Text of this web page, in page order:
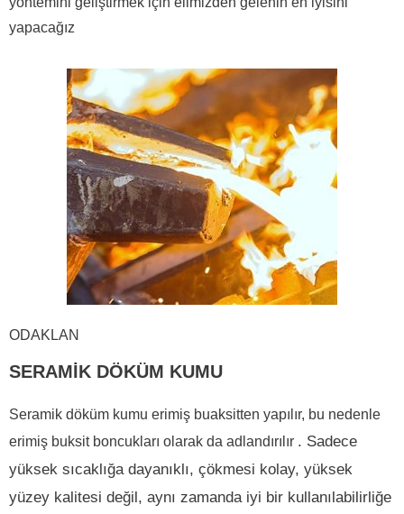
yapacağız
ODAKLAN
SERAMİK DÖKÜM KUMU
Seramik döküm kumu erimiş buaksitten yapılır, bu nedenle
erimiş buksit boncukları olarak da adlandırılır . Sadece
yüksek sıcaklığa dayanıklı, çökmesi kolay, yüksek
yüzey kalitesi değil, aynı zamanda iyi bir kullanılabilirliğe